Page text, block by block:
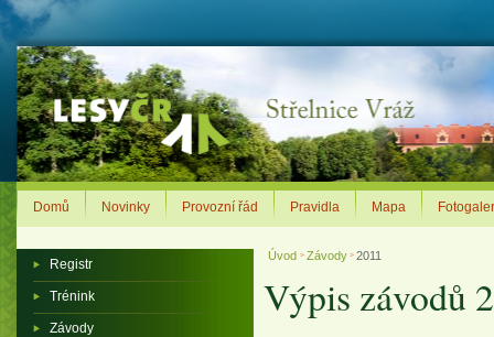
Úvod > Závody > 2011
Výpis závodů
Registr
Trénink
Závody
Domů Novinky Provozní řád Pravidla Mapa